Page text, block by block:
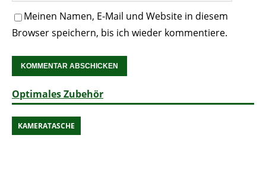
Meinen Namen, E-Mail und Website in diesem
Browser speichern, bis ich wieder kommentiere.
Optimales Zubehör
KAMERATASCHE